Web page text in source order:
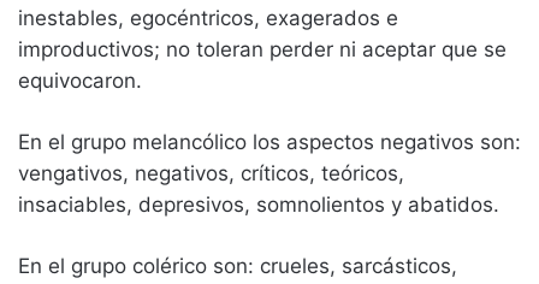
inestables, egocéntricos, exagerados e
improductivos; no toleran perder ni aceptar que se
equivocaron.
En el grupo melancólico los aspectos negativos son:
vengativos, negativos, críticos, teóricos,
insaciables, depresivos, somnolientos y abatidos.
En el grupo colérico son: crueles, sarcásticos,